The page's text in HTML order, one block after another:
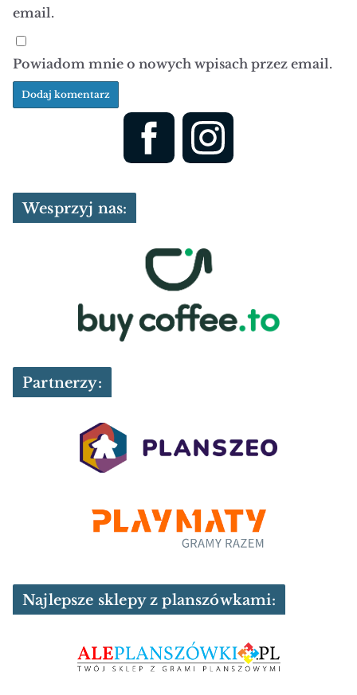
email.
Powiadom mnie o nowych wpisach przez email.
Wesprzyj nas:
Partnerzy:
Najlepsze sklepy z planszówkami: